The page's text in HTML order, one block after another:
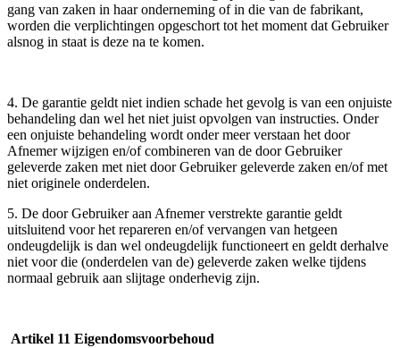
gang van zaken in haar onderneming of in die van de fabrikant,
worden die verplichtingen opgeschort tot het moment dat Gebruiker
alsnog in staat is deze na te komen.
4. De garantie geldt niet indien schade het gevolg is van een onjuiste
behandeling dan wel het niet juist opvolgen van instructies. Onder
een onjuiste behandeling wordt onder meer verstaan het door
Afnemer wijzigen en/of combineren van de door Gebruiker
geleverde zaken met niet door Gebruiker geleverde zaken en/of met
niet originele onderdelen.
5. De door Gebruiker aan Afnemer verstrekte garantie geldt
uitsluitend voor het repareren en/of vervangen van hetgeen
ondeugdelijk is dan wel ondeugdelijk functioneert en geldt derhalve
niet voor die (onderdelen van de) geleverde zaken welke tijdens
normaal gebruik aan slijtage onderhevig zijn.
Artikel 11 Eigendomsvoorbehoud